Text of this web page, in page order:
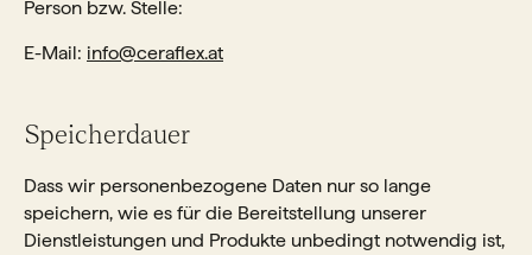
Person bzw. Stelle:
E-Mail: info@ceraflex.at
Speicherdauer
Dass wir personenbezogene Daten nur so lange
speichern, wie es für die Bereitstellung unserer
Dienstleistungen und Produkte unbedingt notwendig ist,